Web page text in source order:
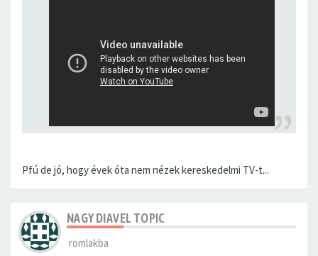
Pfú de jó, hogy évek óta nem nézek kereskedelmi TV-t...
NAGY DIAVEL TOPIC
romlakba